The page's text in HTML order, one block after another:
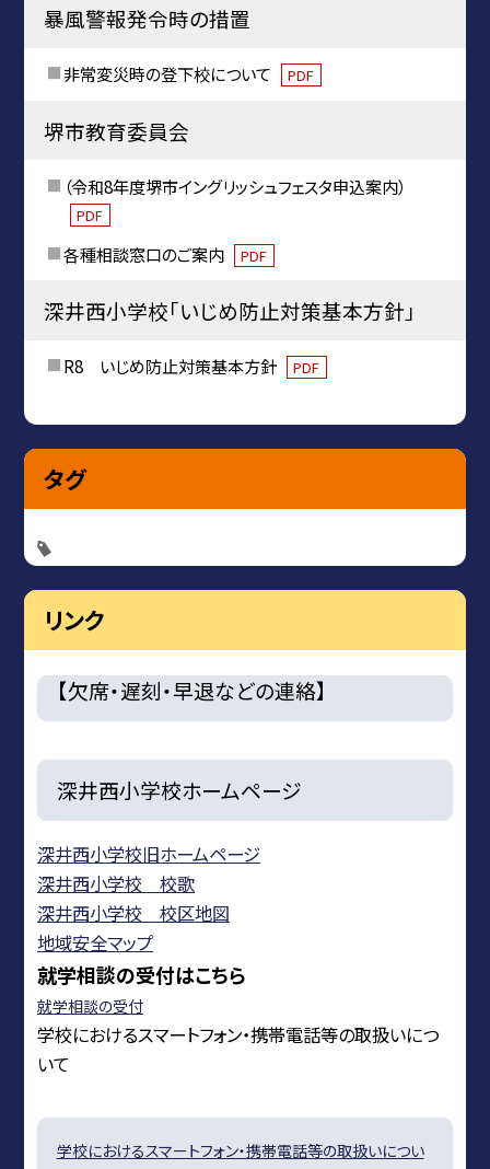
暴風警報発令時の措置
非常変災時の登下校について PDF
堺市教育委員会
（令和8年度堺市イングリッシュフェスタ申込案内）
PDF
各種相談窓口のご案内 PDF
深井西小学校「いじめ防止対策基本方針」
R8 いじめ防止対策基本方針 PDF
タグ
リンク
【欠席・遅刻・早退などの連絡】
深井西小学校ホームページ
深井西小学校旧ホームページ
深井西小学校 校歌
深井西小学校 校区地図
地域安全マップ
就学相談の受付はこちら
就学相談の受付
学校におけるスマートフォン・携帯電話等の取扱いにつ
いて
学校におけるスマートフォン・携帯電話等の取扱いについ